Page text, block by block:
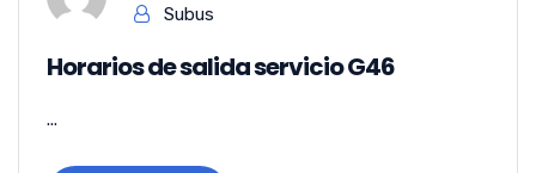
Subus
Horarios de salida servicio G46
...